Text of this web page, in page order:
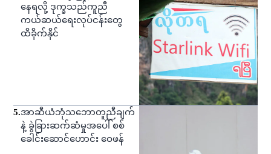
နေရလို့ ဒုက္ခသည်ကူညီ
ကယ်ဆယ်ရေးလုပ်ငန်းတွေ
ထိခိုက်နိုင်
5.အာဆီယံဘုံသဘောတူညီချက်
နဲ့ ခွဲခြားဆက်ဆံမှုအပေါ် စစ်
ခေါင်းဆောင်ဟောင်း ဝေဖန်